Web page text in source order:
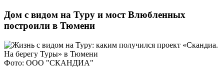
Дом с видом на Туру и мост Влюбленных
построили в Тюмени
Фото: ООО "СКАНДИА"